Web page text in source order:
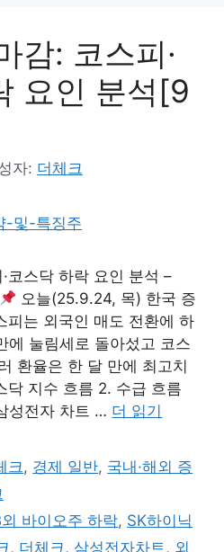
감: 코스피·
요인 분석[9
자: 더체크
코스닥 하락 요인 분석 –
오늘(25.9.24, 목) 한국 증
피는 외국인 매도 전환에 하
에 눌림세로 돌아섰고 코스
환율은 한 달 만에 최고치
닥 지수 흐름 2. 수급 흐름
성전자 차트 … 더 읽기
크, 경제 일반, 국내·해외 증
바이오주 하락, SK하이닉
, 더체크 , 삼성전자차트 , 외